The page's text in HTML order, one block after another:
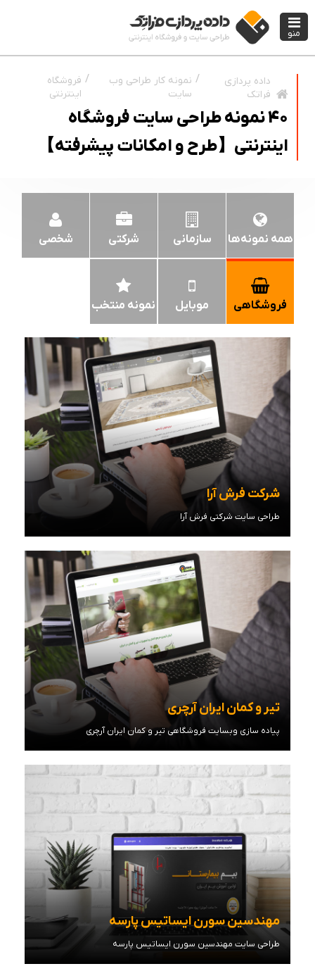
داده پردازی
فراتک
نمونه کار طراحی وب
سایت
فروشگاه
اینترنتی
40 نمونه طراحی سایت فروشگاه
اینترنتی【طرح و امکانات پیشرفته】
همه نمونه‌ها سازمانی شرکتی شخصی
فروشگاهی موبایل نمونه منتخب
شرکت فرش آرا
طراحی سایت شرکتی فرش آرا
مشاهده توضیحات
تیر و کمان ایران آرچری
پیاده سازی وبسایت فروشگاهی تیر و کمان ایران آرچری
مشاهده توضیحات
مهندسین سورن ایساتیس پارسه
طراحی سایت مهندسین سورن ایساتیس پارسه
منو